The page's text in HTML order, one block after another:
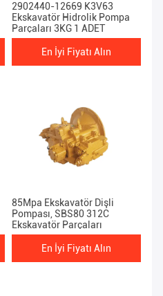
2902440-12669 K3V63
Ekskavatör Hidrolik Pompa
Parçaları 3KG 1 ADET
En İyi Fiyatı Alın
85Mpa Ekskavatör Dişli
Pompası, SBS80 312C
Ekskavatör Parçaları
En İyi Fiyatı Alın